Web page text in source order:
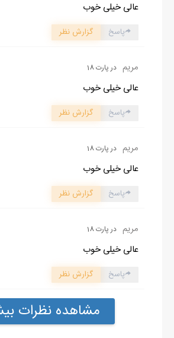
عالی خیلی خوب
پاسخ گزارش نظر
مریم در پارت 18
عالی خیلی خوب
پاسخ گزارش نظر
مریم در پارت 18
عالی خیلی خوب
پاسخ گزارش نظر
مریم در پارت 18
عالی خیلی خوب
پاسخ گزارش نظر
مشاهده نظرات بیشتر